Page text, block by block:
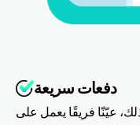
دفعات سريعة
عيّنّا فريقًا يعمل على